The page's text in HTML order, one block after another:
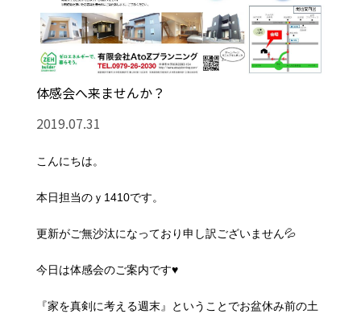
体感会へ来ませんか？
2019.07.31
こんにちは。
本日担当のｙ1410です。
更新がご無沙汰になっており申し訳ございません💦
今日は体感会のご案内です♥
『家を真剣に考える週末』ということでお盆休み前の土